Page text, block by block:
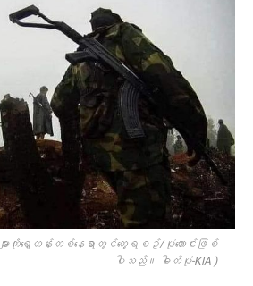
းကို​ရှေ့တန်းတစ်​နေရာတွင်​တွေ့ရစဥ်/ပုံ​ဟောင်းဖြစ်
ပါသည်။ ဓါတ်ပုံ-KIA )